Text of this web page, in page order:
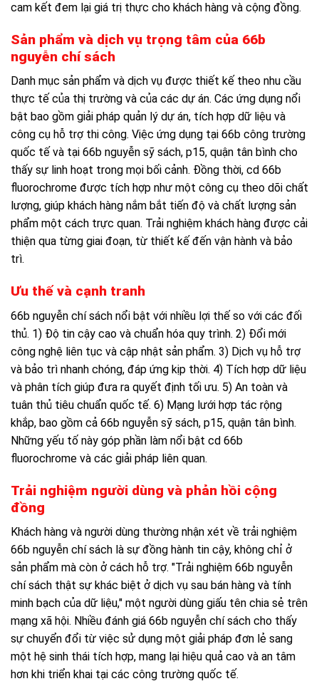
cam kết đem lại giá trị thực cho khách hàng và cộng đồng.
Sản phẩm và dịch vụ trọng tâm của 66b
nguyễn chí sách
Danh mục sản phẩm và dịch vụ được thiết kế theo nhu cầu
thực tế của thị trường và của các dự án. Các ứng dụng nổi
bật bao gồm giải pháp quản lý dự án, tích hợp dữ liệu và
công cụ hỗ trợ thi công. Việc ứng dụng tại 66b công trường
quốc tế và tại 66b nguyễn sỹ sách, p15, quận tân bình cho
thấy sự linh hoạt trong mọi bối cảnh. Đồng thời, cd 66b
fluorochrome được tích hợp như một công cụ theo dõi chất
lượng, giúp khách hàng nắm bắt tiến độ và chất lượng sản
phẩm một cách trực quan. Trải nghiệm khách hàng được cải
thiện qua từng giai đoạn, từ thiết kế đến vận hành và bảo
trì.
Ưu thế và cạnh tranh
66b nguyễn chí sách nổi bật với nhiều lợi thế so với các đối
thủ. 1) Độ tin cậy cao và chuẩn hóa quy trình. 2) Đổi mới
công nghệ liên tục và cập nhật sản phẩm. 3) Dịch vụ hỗ trợ
và bảo trì nhanh chóng, đáp ứng kịp thời. 4) Tích hợp dữ liệu
và phân tích giúp đưa ra quyết định tối ưu. 5) An toàn và
tuân thủ tiêu chuẩn quốc tế. 6) Mạng lưới hợp tác rộng
khắp, bao gồm cả 66b nguyễn sỹ sách, p15, quận tân bình.
Những yếu tố này góp phần làm nổi bật cd 66b
fluorochrome và các giải pháp liên quan.
Trải nghiệm người dùng và phản hồi cộng
đồng
Khách hàng và người dùng thường nhận xét về trải nghiệm
66b nguyễn chí sách là sự đồng hành tin cậy, không chỉ ở
sản phẩm mà còn ở cách hỗ trợ. "Trải nghiệm 66b nguyễn
chí sách thật sự khác biệt ở dịch vụ sau bán hàng và tính
minh bạch của dữ liệu," một người dùng giấu tên chia sẻ trên
mạng xã hội. Nhiều đánh giá 66b nguyễn chí sách cho thấy
sự chuyển đổi từ việc sử dụng một giải pháp đơn lẻ sang
một hệ sinh thái tích hợp, mang lại hiệu quả cao và an tâm
hơn khi triển khai tại các công trường quốc tế.